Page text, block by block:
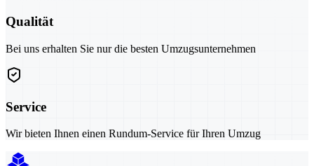
Qualität
Bei uns erhalten Sie nur die besten Umzugsunternehmen
Service
Wir bieten Ihnen einen Rundum-Service für Ihren Umzug